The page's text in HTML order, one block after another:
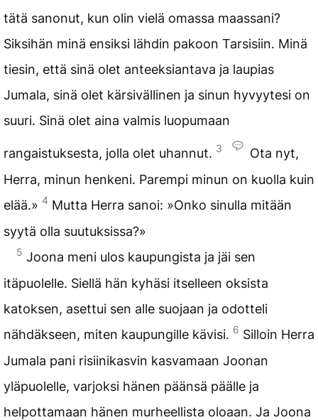
tätä sanonut, kun olin vielä omassa maassani?
Siksihän minä ensiksi lähdin pakoon Tarsisiin. Minä
tiesin, että sinä olet anteeksiantava ja laupias
Jumala, sinä olet kärsivällinen ja sinun hyvyytesi on
suuri. Sinä olet aina valmis luopumaan
rangaistuksesta, jolla olet uhannut. 3
Ota nyt,
Herra, minun henkeni. Parempi minun on kuolla kuin
elää.» 4 Mutta Herra sanoi: »Onko sinulla mitään
syytä olla suutuksissa?»
5 Joona meni ulos kaupungista ja jäi sen
itäpuolelle. Siellä hän kyhäsi itselleen oksista
katoksen, asettui sen alle suojaan ja odotteli
nähdäkseen, miten kaupungille kävisi. 6 Silloin Herra
Jumala pani risiinikasvin kasvamaan Joonan
yläpuolelle, varjoksi hänen päänsä päälle ja
helpottamaan hänen murheellista oloaan. Ja Joona